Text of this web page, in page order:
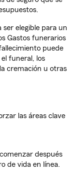
ser elegible para un
Gastos funerarios
puede
funeral, los
cremación u otras
las áreas clave
después
de vida en línea.